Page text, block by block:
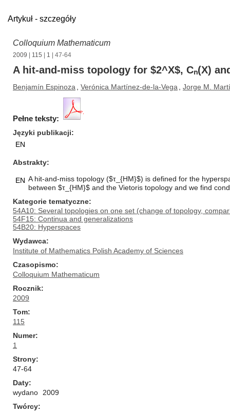
Artykuł - szczegóły
Colloquium Mathematicum
2009 115 1 | 47-64
A hit-and-miss topology for $2^X$, Cₙ(X)
Benjamín Espinoza Verónica Martínez-de-la-Vega Jorge M.
Pełne teksty:
Języki publikacji
EN
Abstrakty
EN A hit-and-miss topology ($τ_{HM}$) is defined for the
between $τ_{HM}$ and the Vietoris topology and we find
Kategorie tematyczne
54A10: Several topologies on one set (change of topology,
54F15: Continua and generalizations
54B20: Hyperspaces
Wydawca
Institute of Mathematics Polish Academy of Sciences
Czasopismo
Colloquium Mathematicum
Rocznik
2009
Tom
115
Numer
1
Strony
47-64
Daty
wydano
2009
Twórcy